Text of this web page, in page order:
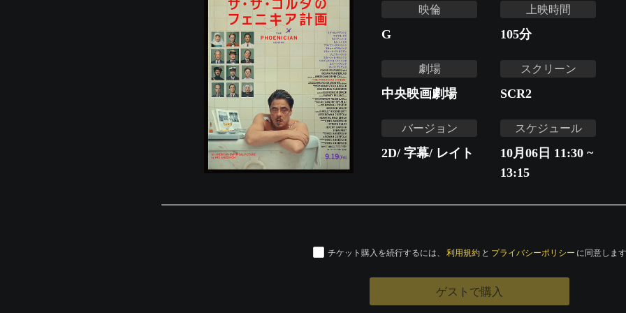
映倫
G
上映時間
105分
劇場
中央映画劇場
スクリーン
SCR2
バージョン
2D/ 字幕/ レイト
スケジュール
10月06日 11:30 ~
13:15
チケット購入を続行するには、 利用規約 と プライバシーポリシー に同意します
ゲストで購入